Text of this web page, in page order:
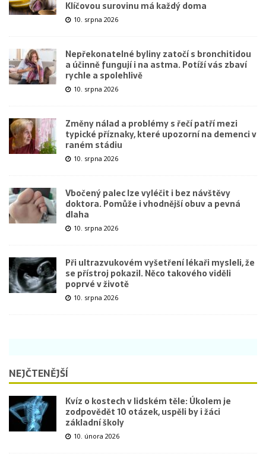
Klíčovou surovinu má každý doma
10. srpna 2026
Nepřekonatelné byliny zatočí s bronchitidou
a účinně fungují i na astma. Potíží vás zbaví
rychle a spolehlivě
10. srpna 2026
Změny nálad a problémy s řečí patří mezi
typické příznaky, které upozorní na demenci v
raném stádiu
10. srpna 2026
Vbočený palec lze vyléčit i bez návštěvy
doktora. Pomůže i vhodnější obuv a pevná
dlaha
10. srpna 2026
Při ultrazvukovém vyšetření lékaři mysleli, že
se přístroj pokazil. Něco takového viděli
poprvé v životě
10. srpna 2026
NEJČTENĚJŠÍ
Kvíz o kostech v lidském těle: Úkolem je
zodpovědět 10 otázek, uspěli by i žáci
základní školy
10. února 2026